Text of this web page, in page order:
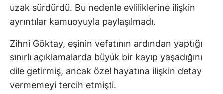
uzak sürdürdü. Bu nedenle evliliklerine ilişkin
ayrıntılar kamuoyuyla paylaşılmadı.
Zihni Göktay, eşinin vefatının ardından yaptığı
sınırlı açıklamalarda büyük bir kayıp yaşadığını
dile getirmiş, ancak özel hayatına ilişkin detay
vermemeyi tercih etmişti.